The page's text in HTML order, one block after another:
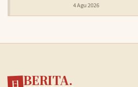
4 Agu 2026
日 BERITA.